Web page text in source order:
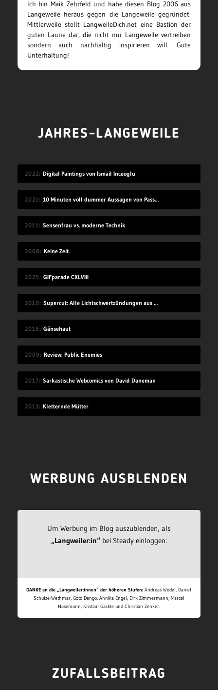
Ich bin Maik Zehrfeld und habe diesen Blog 2006 aus
Langeweile heraus gegen die Langeweile gegründet.
Mittlerweile stellt LangweileDich.net eine Bastion der
guten Laune dar, die nicht nur Langeweile vertreiben
sondern auch nachhaltig inspirieren will. Gute
Unterhaltung!
JAHRES-LANGEWEILE
2022 Digital Paintings von Ismail Inceoglu
2021 10 Minuten voll dummer Aussagen von Passant*innen
2011 Sensenfrau vs. moderne Technik
2008 Keine Zeit.
2025 GIFparade CXLVIII
2010 Supercut: Alle Lichtschwertzündungen aus Star Wars
2015 Gänsehaut
2009 Review: Public Enemies
2017 Sarkastische Webcomics von David Daneman
2013 Kletternde Mütter
WERBUNG AUSBLENDEN
Um Werbung im Blog auszublenden, als
„Langweiler:in“bei Steady einloggen:
DANKE an die „Langweiler:innen“ der höheren Stufen: Andreas Wedel, Daniel
Schulze-Wethmar, Goto Dengo, Annika Engel, Dirk Zimmermann, Marcel
Nasemann, Kristian Gäckle und Christian Zenker.
ZUFALLSBEITRAG